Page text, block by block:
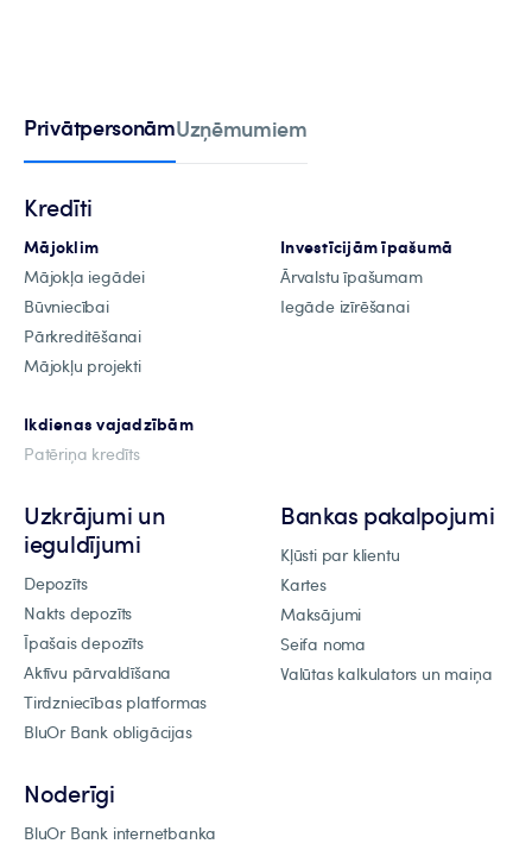
PrivātpersonāmUzņēmumiem
Kredīti
Mājoklim
Mājokļa iegādei
Būvniecībai
Pārkreditēšanai
Mājokļu projekti
Investīcijām īpašumā
Ārvalstu īpašumam
Iegāde izīrēšanai
Ikdienas vajadzībām
Patēriņa kredīts
Uzkrājumi un
ieguldījumi
Depozīts
Nakts depozīts
Īpašais depozīts
Aktīvu pārvaldīšana
Tirdzniecības platformas
BluOr Bank obligācijas
Bankas pakalpojumi
Kļūsti par klientu
Kartes
Maksājumi
Seifa noma
Valūtas kalkulators un maiņa
Noderīgi
BluOr Bank internetbanka